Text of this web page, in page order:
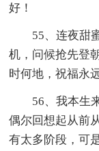
好！
55、连夜甜蜜
机，问候抢先登
时何地，祝福永
56、我本生来
偶尔回想起从前
有太多阶段，可